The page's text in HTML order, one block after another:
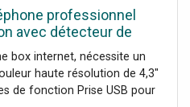
professionnel
avec détecteur de
!
box internet, nécessite un
haute résolution de 4,3"
de fonction Prise USB pour